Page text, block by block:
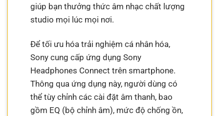
giúp bạn thưởng thức âm nhạc chất lượng
studio mọi lúc mọi nơi.
Để tối ưu hóa trải nghiệm cá nhân hóa,
Sony cung cấp ứng dụng Sony
Headphones Connect trên smartphone.
Thông qua ứng dụng này, người dùng có
thể tùy chỉnh các cài đặt âm thanh, bao
gồm EQ (bộ chỉnh âm), mức độ chống ồn,